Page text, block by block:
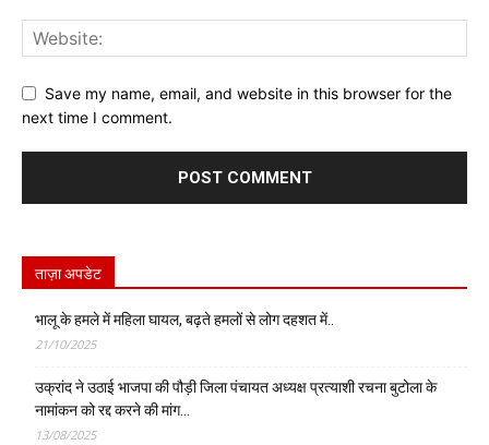
Save my name, email, and website in this browser for the
next time I comment.
ताज़ा अपडेट
भालू के हमले में महिला घायल, बढ़ते हमलों से लोग दहशत में..
21/10/2025
उक्रांद ने उठाई भाजपा की पौड़ी जिला पंचायत अध्यक्ष प्रत्याशी रचना बुटोला के
नामांकन को रद्द करने की मांग…
13/08/2025